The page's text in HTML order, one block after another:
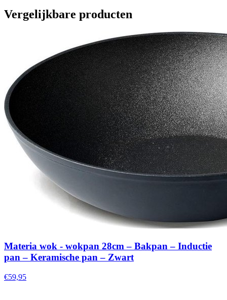
Vergelijkbare producten
Materia wok - wokpan 28cm – Bakpan – Inductie
pan – Keramische pan – Zwart
€59,95